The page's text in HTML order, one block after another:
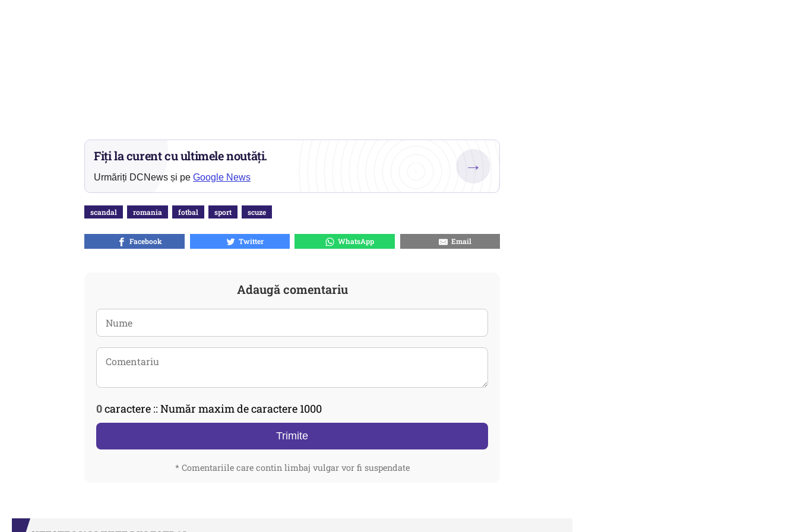
Fiți la curent cu ultimele noutăți.
Urmăriți DCNews și pe Google News
→
scandal romania fotbal sport scuze
Facebook Twitter WhatsApp Email
Adaugă comentariu
0caractere :: Număr maxim de caractere 1000
Trimite
* Comentariile care contin limbaj vulgar vor fi suspendate